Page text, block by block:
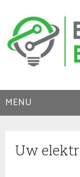
MENU
Uw